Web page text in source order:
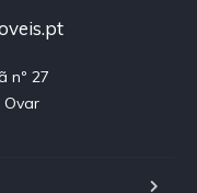
nº 27